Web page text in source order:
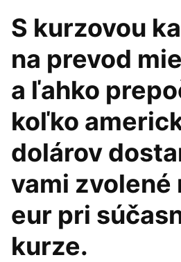
S kurzovou
na prevod
a ľahko
koľko
dolárov
vami zvolené
eur pri
kurze.